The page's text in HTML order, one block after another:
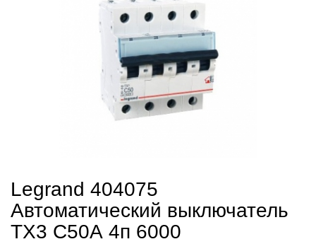
Legrand 404075
Автоматический выключатель
ТХ3 С50А 4п 6000